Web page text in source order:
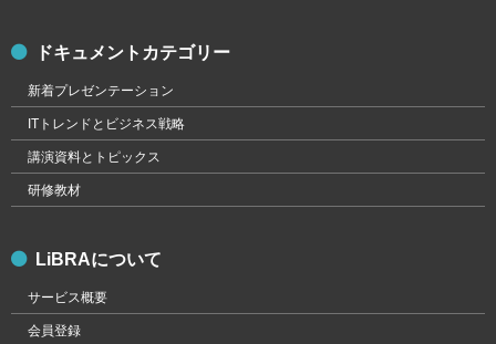
ドキュメントカテゴリー
新着プレゼンテーション
ITトレンドとビジネス戦略
講演資料とトピックス
研修教材
LiBRAについて
サービス概要
会員登録